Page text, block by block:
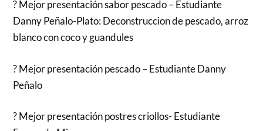
? Mejor presentación sabor pescado – Estudiante
Danny Peñalo-Plato: Deconstruccion de pescado, arroz
blanco con coco y guandules
? Mejor presentación pescado – Estudiante Danny
Peñalo
? Mejor presentación postres criollos- Estudiante